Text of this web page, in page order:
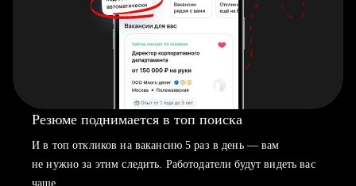
Резюме поднимается в топ поиска
И в топ откликов на вакансию 5 раз в день — вам
не нужно за этим следить. Работодатели будут видеть вас
чаще